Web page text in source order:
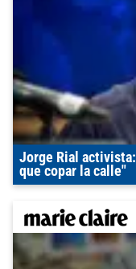
Jorge Rial
que copar la calle"